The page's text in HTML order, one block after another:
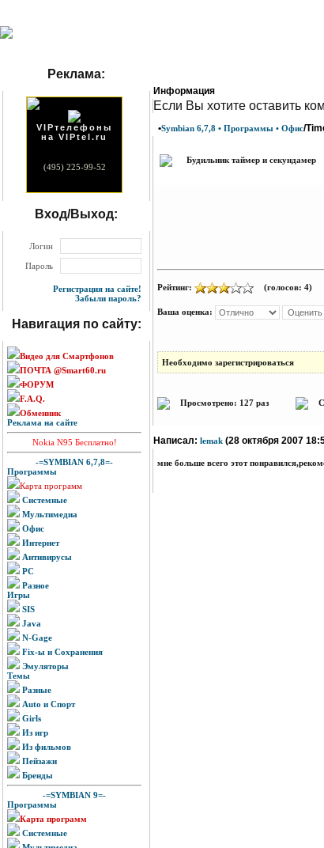
Реклама:
VIPтелефоны
на VIPtel.ru
(495) 225-99-52
Вход/Выход:
Логин
Пароль
Регистрация на сайте!
Забыли пароль?
Навигация по сайту:
Видео для Смартфонов
ПОЧТА @Smart60.ru
ФОРУМ
F.A.Q.
Обменник
Реклама на сайте
Nokia N95 Бесплатно!
-=SYMBIAN 6,7,8=-
Программы
Карта программ
Системные
Мультимедиа
Офис
Интернет
Антивирусы
PC
Разное
Игры
SIS
Java
N-Gage
Fix-ы и Сохранения
Эмуляторы
Темы
Разные
Auto и Спорт
Girls
Из игр
Из фильмов
Пейзажи
Бренды
-=SYMBIAN 9=-
Программы
Карта программ
Системные
Информация
Eсли Вы хотите оставить
•Symbian 6,7,8 • Программы • Офис/
Будильник таймер и секундамер
Рейтинг: (голосов: 4)
Ваша оценка:
Необходимо зарегистрироваться
Просмотрено: 127 раз
Написал: lemak (28 октября 2007
мне больше всего этот